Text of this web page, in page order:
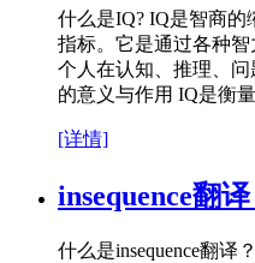
什么是IQ? IQ是智商
指标。它是通过各种
个人在认知、推理、
的意义与作用 IQ是衡量
[详情]
insequence翻
什么是insequence翻译